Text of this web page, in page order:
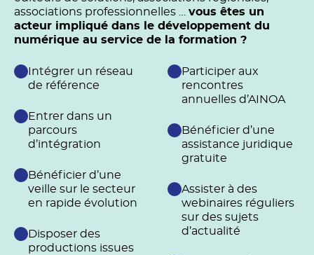
associations professionnelles … vous êtes un
acteur impliqué dans le développement du
numérique au service de la formation ?
Intégrer un réseau
de référence
Entrer dans un
parcours
d’intégration
Bénéficier d’une
veille sur le secteur
en rapide évolution
Disposer des
productions issues
Participer aux
rencontres
annuelles d’AINOA
Bénéficier d’une
assistance juridique
gratuite
Assister à des
webinaires réguliers
sur des sujets
d’actualité